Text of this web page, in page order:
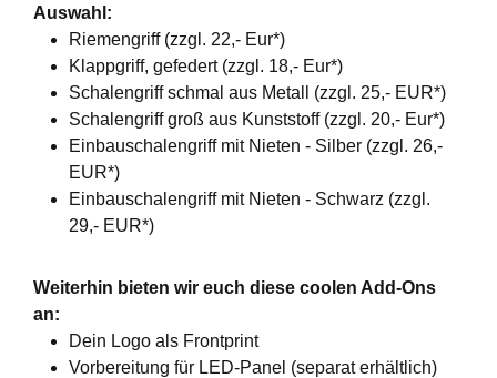
Auswahl:
Riemengriff (zzgl. 22,- Eur*)
Klappgriff, gefedert (zzgl. 18,- Eur*)
Schalengriff schmal aus Metall (zzgl. 25,- EUR*)
Schalengriff groß aus Kunststoff (zzgl. 20,- Eur*)
Einbauschalengriff mit Nieten - Silber (zzgl. 26,-
EUR*)
Einbauschalengriff mit Nieten - Schwarz (zzgl.
29,- EUR*)
Weiterhin bieten wir euch diese coolen Add-Ons
an:
Dein Logo als Frontprint
Vorbereitung für LED-Panel (separat erhältlich)